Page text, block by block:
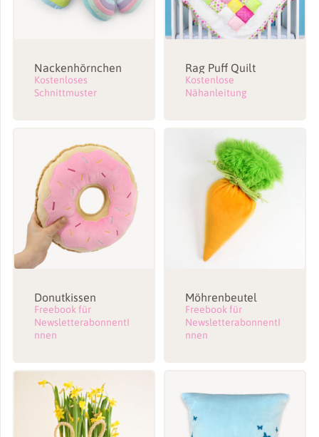
Nackenhörnchen
Kostenloses
Schnittmuster
Rag Puff Quilt
Kostenlose
Nähanleitung
Donutkissen
Freebook für
NewsletterabonnentI
nnen
Möhrenbeutel
Freebook für
NewsletterabonnentI
nnen